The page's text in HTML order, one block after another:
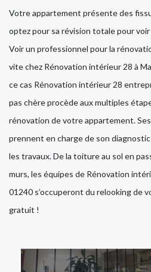
Votre appartement présente des
optez pour sa révision totale pour
Voir un professionnel pour la
vite chez Rénovation intérieur 28 à
ce cas Rénovation intérieur 28
pas chère procède aux multiples
rénovation de votre appartement.
prennent en charge de son
les travaux. De la toiture au sol en
murs, les équipes de Rénovation
01240 s’occuperont du relooking de
gratuit !